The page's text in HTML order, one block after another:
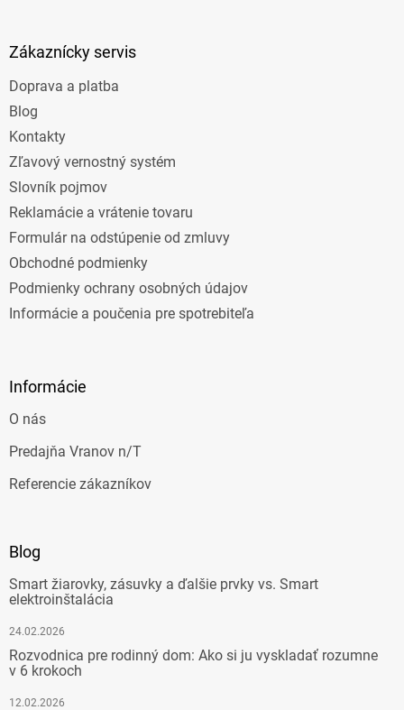
Zákaznícky servis
Doprava a platba
Blog
Kontakty
Zľavový vernostný systém
Slovník pojmov
Reklamácie a vrátenie tovaru
Formulár na odstúpenie od zmluvy
Obchodné podmienky
Podmienky ochrany osobných údajov
Informácie a poučenia pre spotrebiteľa
Informácie
O nás
Predajňa Vranov n/T
Referencie zákazníkov
Blog
Smart žiarovky, zásuvky a ďalšie prvky vs. Smart
elektroinštalácia
24.02.2026
Rozvodnica pre rodinný dom: Ako si ju vyskladať rozumne
v 6 krokoch
12.02.2026